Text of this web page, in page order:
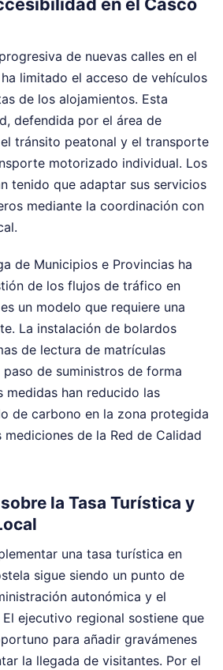
de nuevas calles en el
limitado el acceso de vehículos
de los alojamientos. Esta
defendida por el área de
tránsito peatonal y el transporte
motorizado individual. Los
tenido que adaptar sus servicios
mediante la coordinación con
de Municipios e Provincias ha
de los flujos de tráfico en
un modelo que requiere una
La instalación de bolardos
de lectura de matrículas
de suministros de forma
medidas han reducido las
de carbono en la zona protegida
mediciones de la Red de Calidad
la Tasa Turística y
una tasa turística en
sigue siendo un punto de
autonómica y el
ejecutivo regional sostiene que
para añadir gravámenes
la llegada de visitantes. Por el